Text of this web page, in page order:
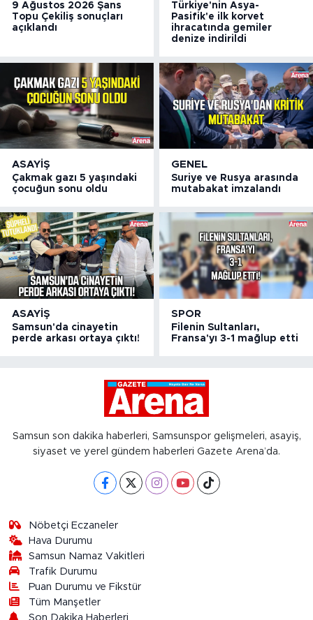
9 Ağustos 2026 Şans
Topu Çekiliş sonuçları
açıklandı
Türkiye'nin Asya-
Pasifik'e ilk korvet
ihracatında gemiler
denize indirildi
ASAYIŞ
Çakmak gazı 5 yaşındaki
çocuğun sonu oldu
GENEL
Suriye ve Rusya arasında
mutabakat imzalandı
ASAYIŞ
Samsun'da cinayetin
perde arkası ortaya çıktı!
SPOR
Filenin Sultanları,
Fransa'yı 3-1 mağlup etti
Samsun son dakika haberleri, Samsunspor gelişmeleri, asayiş,
siyaset ve yerel gündem haberleri Gazete Arena’da.
Nöbetçi Eczaneler
Hava Durumu
Samsun Namaz Vakitleri
Trafik Durumu
Puan Durumu ve Fikstür
Tüm Manşetler
Son Dakika Haberleri